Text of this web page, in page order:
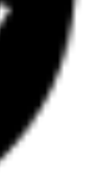
губки для